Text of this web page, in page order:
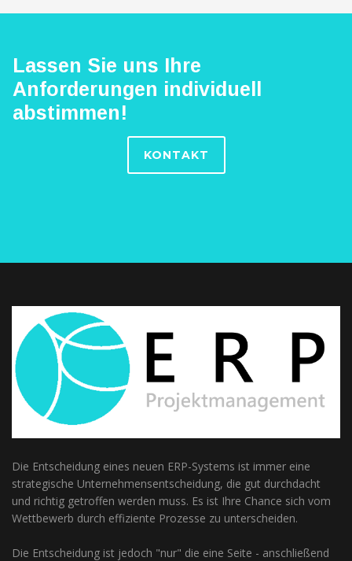
Lassen Sie uns Ihre
Anforderungen individuell
abstimmen!
KONTAKT
Die Entscheidung eines neuen ERP-Systems ist immer eine
strategische Unternehmensentscheidung, die gut durchdacht
und richtig getroffen werden muss. Es ist Ihre Chance sich vom
Wettbewerb durch effiziente Prozesse zu unterscheiden.
Die Entscheidung ist jedoch "nur" die eine Seite - anschließend